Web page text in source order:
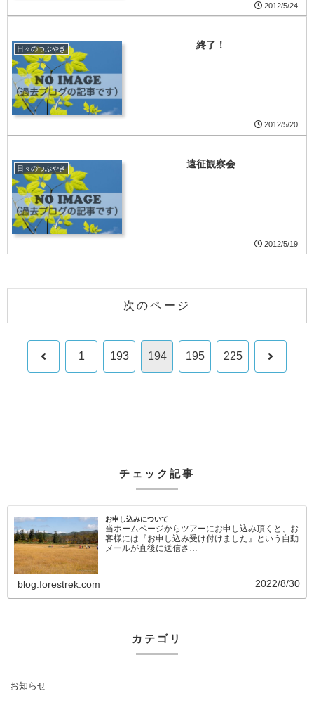
2012/5/24
日々のつぶやき 終了！
2012/5/20
日々のつぶやき 遠征観察会
2012/5/19
次のページ
前 1 193 194 195 225 次
チェック記事
お申し込みについて
当ホームページからツアーにお申し込み頂くと、お
客様には『お申し込み受け付けました』という自動
メールが直後に送信さ…
blog.forestrek.com 2022/8/30
カテゴリ
お知らせ